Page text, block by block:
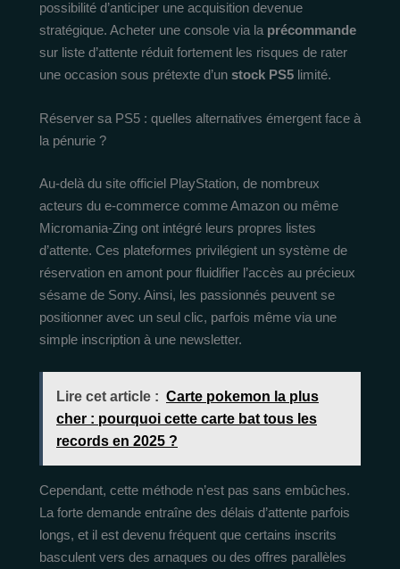
possibilité d’anticiper une acquisition devenue
stratégique. Acheter une console via la précommande
sur liste d’attente réduit fortement les risques de rater
une occasion sous prétexte d’un stock PS5 limité.
Réserver sa PS5 : quelles alternatives émergent face à
la pénurie ?
Au-delà du site officiel PlayStation, de nombreux
acteurs du e-commerce comme Amazon ou même
Micromania-Zing ont intégré leurs propres listes
d’attente. Ces plateformes privilégient un système de
réservation en amont pour fluidifier l’accès au précieux
sésame de Sony. Ainsi, les passionnés peuvent se
positionner avec un seul clic, parfois même via une
simple inscription à une newsletter.
Lire cet article : Carte pokemon la plus
cher : pourquoi cette carte bat tous les
records en 2025 ?
Cependant, cette méthode n’est pas sans embûches.
La forte demande entraîne des délais d’attente parfois
longs, et il est devenu fréquent que certains inscrits
basculent vers des arnaques ou des offres parallèles